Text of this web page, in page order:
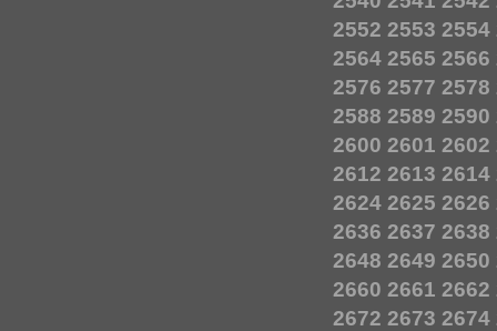
2552 2553 2554
2564 2565 2566
2576 2577 2578
2588 2589 2590
2600 2601 2602
2612 2613 2614
2624 2625 2626
2636 2637 2638
2648 2649 2650
2660 2661 2662
2672 2673 2674